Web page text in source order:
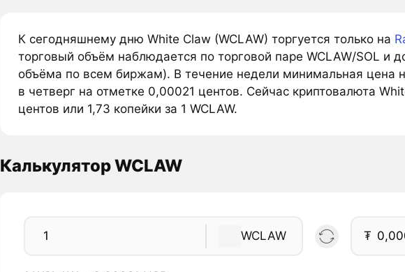
К сегодняшнему дню White Claw (WCLAW) торгуется только на
торговый объём наблюдается по торговой паре WCLAW/SOL и
объёма по всем биржам). В течение недели минимальная цена
в четверг на отметке 0,00021 центов. Сейчас криптовалюта
центов или 1,73 копейки за 1 WCLAW.
Калькулятор WCLAW
WCLAW ₮